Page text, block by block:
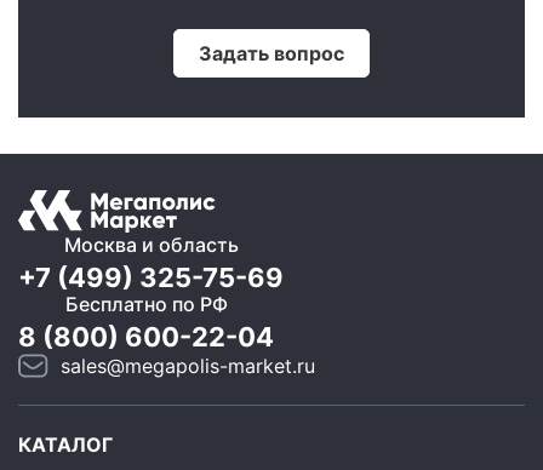
Задать вопрос
Москва и область
+7 (499) 325-75-69
Бесплатно по РФ
8 (800) 600-22-04
sales@megapolis-market.ru
КАТАЛОГ